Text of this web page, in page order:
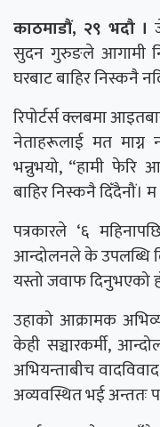
काठमाडौं, २९ भदौ ।
सुदन गुरुङले आगामी
घरबाट बाहिर निस्कनै
रिपोर्टर्स क्लबमा
नेताहरूलाई मत माग्न
भन्नुभयो, “हामी फेरि
बाहिर निस्कनै दिँदैनौं।
पत्रकारले ‘६
आन्दोलनले के उपलब्धि
यस्तो जवाफ दिनुभएको
उहाको आक्रामक
केही सञ्चारकर्मी,
अभियन्ताबीच
अव्यवस्थित भई अन्ततः